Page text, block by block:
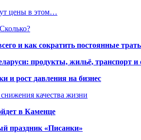
цены в этом…
и как сократить постоянные
продукты, жильё, транспорт и
и рост давления на бизнес
качества жизни
в Каменце
праздник «Писанки»